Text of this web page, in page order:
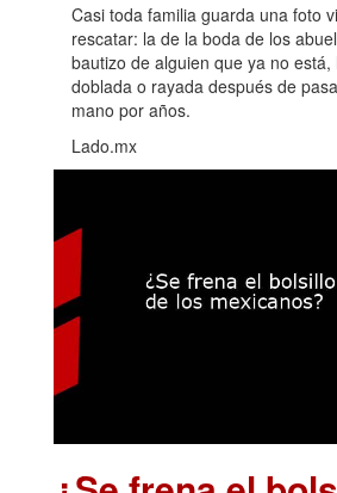
Casi toda familia guarda una foto
rescatar: la de la boda de los
bautizo de alguien que ya no está,
doblada o rayada después de
mano por años.
Lado.mx